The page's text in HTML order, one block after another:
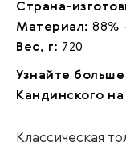
Страна-
Материал: 88%
Вес, г: 720
Узнайте
Кандинского
Классическая